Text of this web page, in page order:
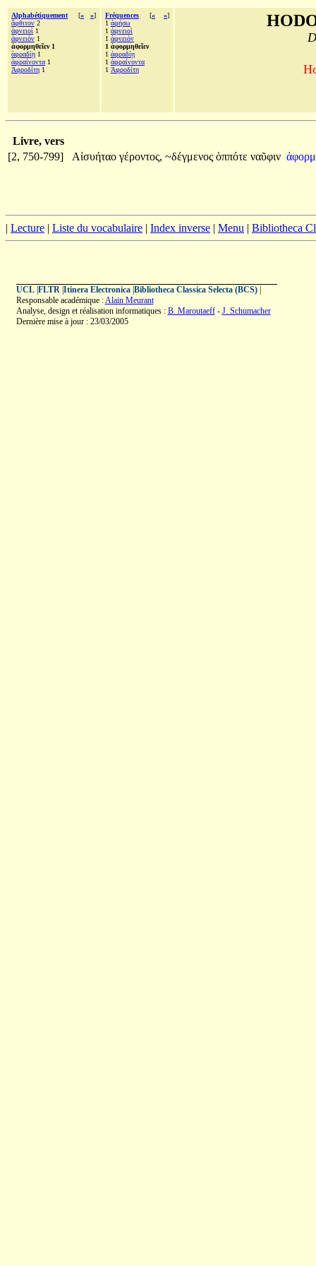
Alphabétiquement [« »]
ἄφθιτον 2
ἀφνειοὶ 1
ἀφνειόν 1
ἀφορμηθεῖεν 1
ἀφραδίῃ 1
ἀφραίνοντα 1
Ἀφροδίτη 1
Fréquences [« »]
1 ἀφήσω
1 ἀφνειοὶ
1 ἀφνειόν
1 ἀφορμηθεῖεν
1 ἀφραδίῃ
1 ἀφραίνοντα
1 Ἀφροδίτη
Livre, vers
[2, 750-799]
Αἰσυήταο γέροντος, ~δέγμενος ὁππότε ναῦφιν
| Lecture | Liste du vocabulaire | Index inverse | Menu | Bibliotheca
UCL| FLTR| Itinera Electronica| Bibliotheca Classica Selecta (BCS)|
Responsable académique :Alain Meurant
Analyse, design et réalisation informatiques : B. Maroutaeff- J. Schumacher
Dernière mise à jour : 23/03/2005